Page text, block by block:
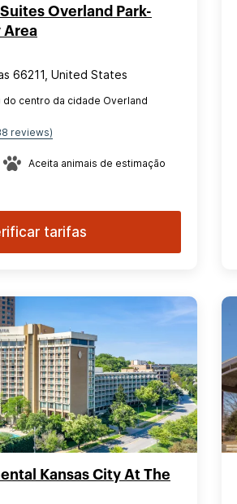
Overland Park-
Area
66211, United States
do centro da cidade Overland
reviews)
Aceita animais de estimação
tarifas
Kansas City At The